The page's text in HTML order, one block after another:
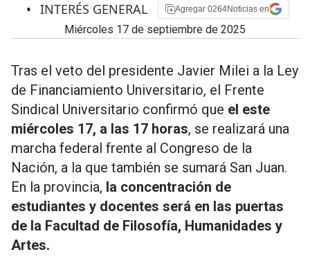
• INTERÉS GENERAL Agregar 0264Noticias en
miércoles 17 de septiembre de 2025
Tras el veto del presidente Javier Milei a la Ley
de Financiamiento Universitario, el Frente
Sindical Universitario confirmó que el este
miércoles 17, a las 17 horas, se realizará una
marcha federal frente al Congreso de la
Nación, a la que también se sumará San Juan.
En la provincia, la concentración de
estudiantes y docentes será en las puertas
de la Facultad de Filosofía, Humanidades y
Artes.